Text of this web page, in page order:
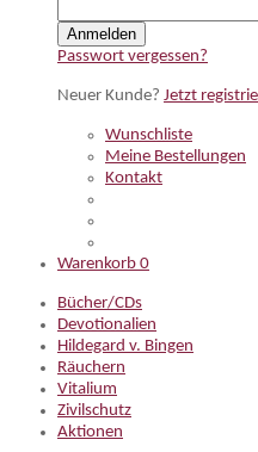
Anmelden
Passwort vergessen?
Neuer Kunde? Jetzt
Wunschliste
Meine Bestellungen
Kontakt
Warenkorb 0
Bücher/CDs
Devotionalien
Hildegard v. Bingen
Räuchern
Vitalium
Zivilschutz
Aktionen